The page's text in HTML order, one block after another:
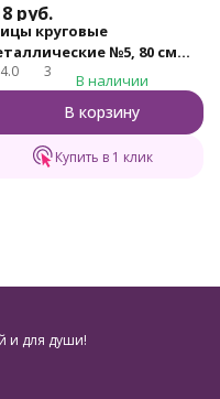
руб.
круговые
№5, 80 см
арт.MKG
4.0 3 В наличии
В корзину
Купить в 1 клик
и для души!